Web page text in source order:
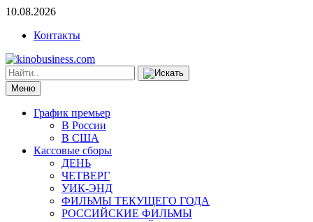
10.08.2026
Контакты
Меню
График премьер
В России
В США
Кассовые сборы
ДЕНЬ
ЧЕТВЕРГ
УИК-ЭНД
ФИЛЬМЫ ТЕКУЩЕГО ГОДА
РОССИЙСКИЕ ФИЛЬМЫ